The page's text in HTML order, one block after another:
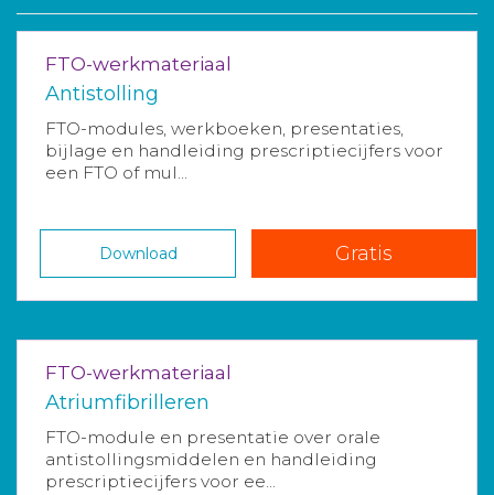
FTO-werkmateriaal
Antistolling
FTO-modules, werkboeken, presentaties,
bijlage en handleiding prescriptiecijfers voor
een FTO of mul...
Download Gratis
FTO-werkmateriaal
Atriumfibrilleren
FTO-module en presentatie over orale
antistollingsmiddelen en handleiding
prescriptiecijfers voor ee...